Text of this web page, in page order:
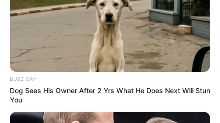
черговий простір
психологічної підтримки (фото)
06.08.2026
BUZZ DAY
Dog Sees His Owner After 2 Yrs What He Does Next Will Stun
You